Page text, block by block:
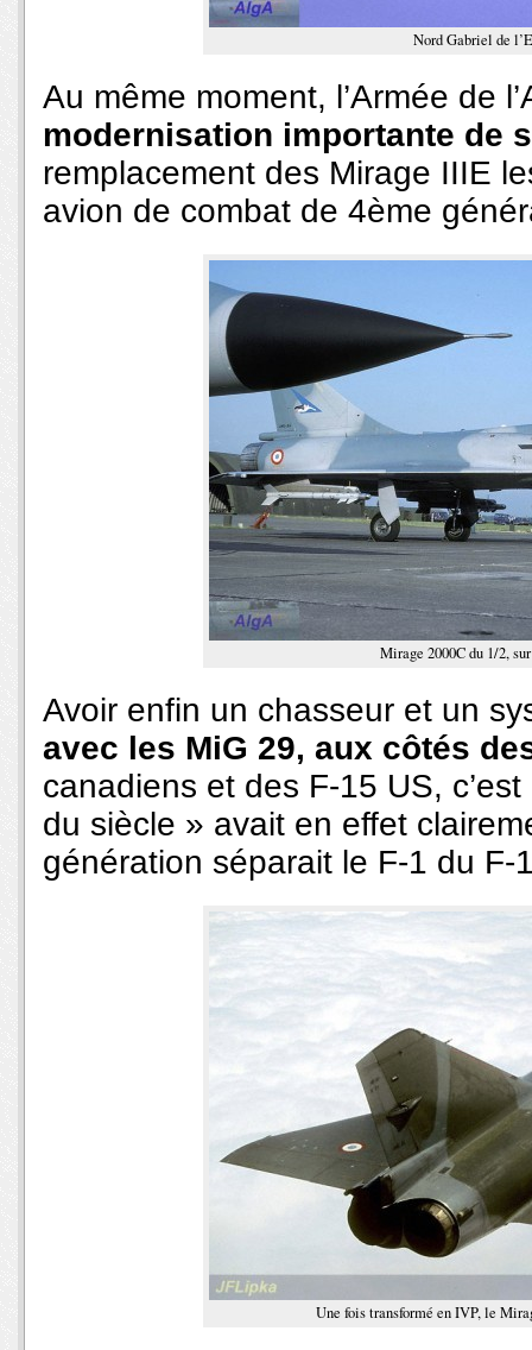
Nord Gabriel de
Au même moment, l’Armée de
modernisation importante de
remplacement des Mirage IIIE
avion de combat de 4ème
Mirage 2000C du 1/2,
Avoir enfin un chasseur et un
avec les MiG 29, aux côtés
canadiens et des F-15 US,
du siècle » avait en effet
génération séparait le F-1 du F-
Une fois transformé en IVP, le